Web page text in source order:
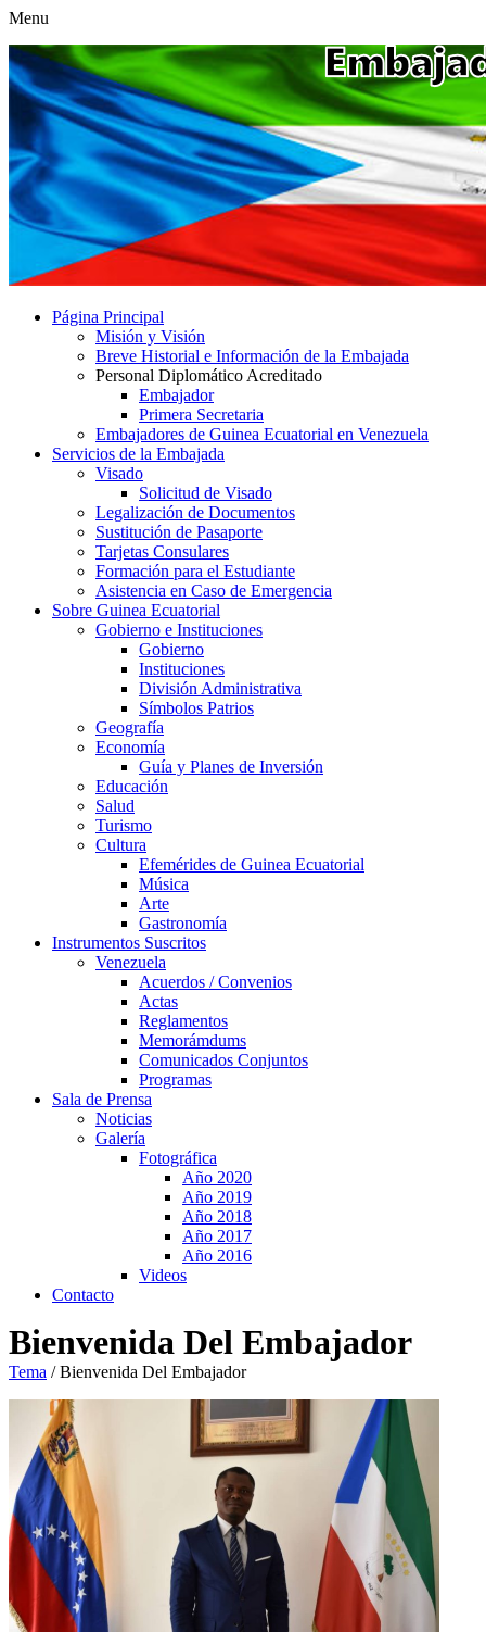
Menu
Página Principal
Misión y Visión
Breve Historial e Información de la Embajada
Personal Diplomático Acreditado
Embajador
Primera Secretaria
Embajadores de Guinea Ecuatorial en Venezuela
Servicios de la Embajada
Visado
Solicitud de Visado
Legalización de Documentos
Sustitución de Pasaporte
Tarjetas Consulares
Formación para el Estudiante
Asistencia en Caso de Emergencia
Sobre Guinea Ecuatorial
Gobierno e Instituciones
Gobierno
Instituciones
División Administrativa
Símbolos Patrios
Geografía
Economía
Guía y Planes de Inversión
Educación
Salud
Turismo
Cultura
Efemérides de Guinea Ecuatorial
Música
Arte
Gastronomía
Instrumentos Suscritos
Venezuela
Acuerdos / Convenios
Actas
Reglamentos
Memorámdums
Comunicados Conjuntos
Programas
Sala de Prensa
Noticias
Galería
Fotográfica
Año 2020
Año 2019
Año 2018
Año 2017
Año 2016
Videos
Contacto
Bienvenida Del Embajador
Tema /Bienvenida Del Embajador